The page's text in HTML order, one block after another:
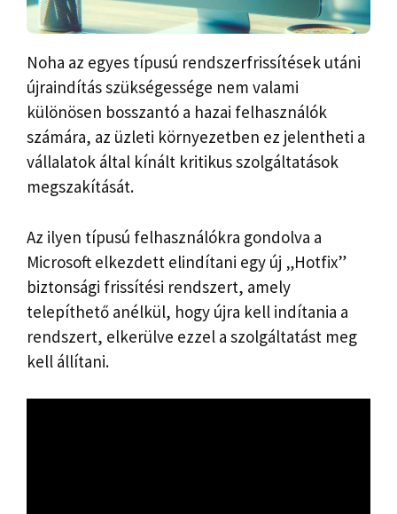
Noha az egyes típusú rendszerfrissítések utáni
újraindítás szükségessége nem valami
különösen bosszantó a hazai felhasználók
számára, az üzleti környezetben ez jelentheti a
vállalatok által kínált kritikus szolgáltatások
megszakítását.
Az ilyen típusú felhasználókra gondolva a
Microsoft elkezdett elindítani egy új „Hotfix”
biztonsági frissítési rendszert, amely
telepíthető anélkül, hogy újra kell indítania a
rendszert, elkerülve ezzel a szolgáltatást meg
kell állítani.